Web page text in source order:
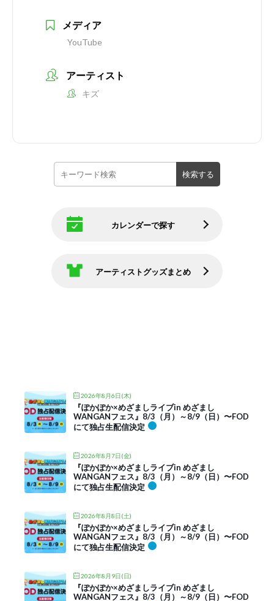
メディア
YouTube
アーティスト
キズ
カレンダーで探す
アーティストグッズまとめ
2026年8月6日(木)
『ぽかぽか×めざましライブin めざまし
WANGANフェス』8/3（月）～8/9（日）〜FOD
にて独占生配信決定
2026年8月7日(金)
『ぽかぽか×めざましライブin めざまし
WANGANフェス』8/3（月）～8/9（日）〜FOD
にて独占生配信決定
2026年8月8日(土)
『ぽかぽか×めざましライブin めざまし
WANGANフェス』8/3（月）～8/9（日）〜FOD
にて独占生配信決定
2026年8月9日(日)
『ぽかぽか×めざましライブin めざまし
WANGANフェス』8/3（月）～8/9（日）〜FOD